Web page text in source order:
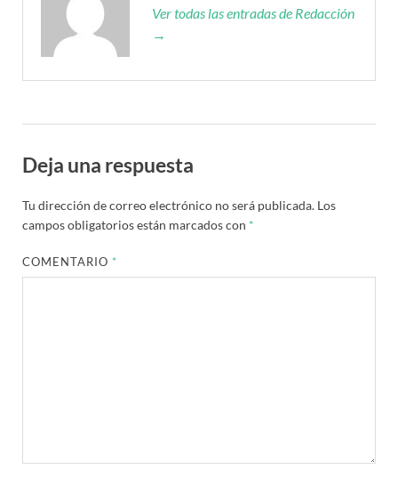
Ver todas las entradas de Redacción
→
Deja una respuesta
Tu dirección de correo electrónico no será publicada. Los
campos obligatorios están marcados con *
COMENTARIO *